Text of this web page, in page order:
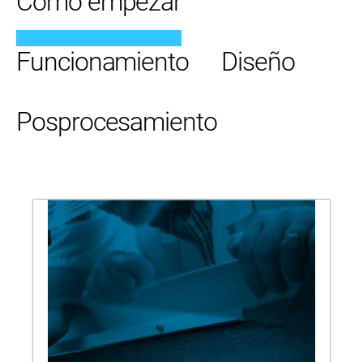
Funcionamiento
Diseño
Posprocesamiento